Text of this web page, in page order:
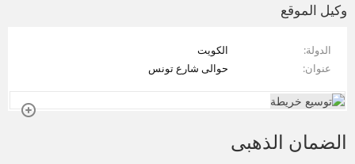
فلسطين
سوريا
تونس
وكيل الموقع
الدولة
الكويت
عنوان
حوالى شارع تونس
الضمان الذهبى